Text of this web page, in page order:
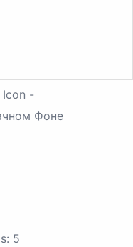
Icon -
Фоне
5